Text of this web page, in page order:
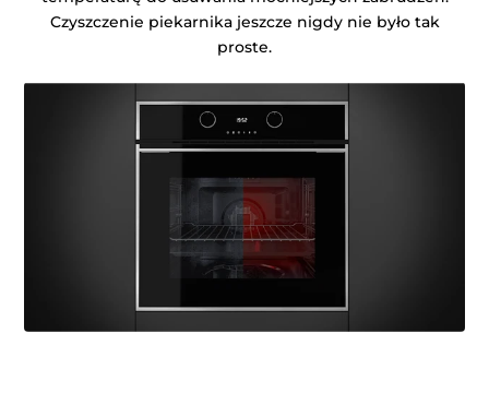
Czyszczenie piekarnika jeszcze nigdy nie było tak
proste.